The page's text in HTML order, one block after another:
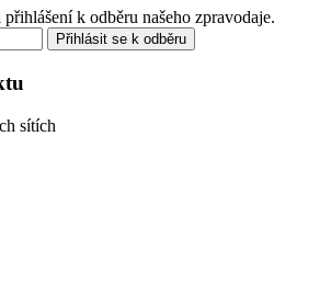
k odběru našeho zpravodaje.
Přihlásit se k odběru
sítích